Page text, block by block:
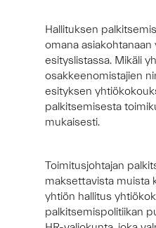
Hallituksen
omana
esityslistassa. Mikäli
osakkeenomistajien
esityksen
palkitsemisesta
mukaisesti.
Toimitusjohtajan
maksettavista muista
yhtiön hallitus
palkitsemispolitiikan